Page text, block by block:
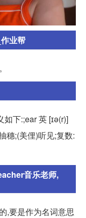
业帮
如下:;ear 英 [ɪə(r)]
穗;(美俚)听见;复数:
音乐老师,
,要是作为名词意思